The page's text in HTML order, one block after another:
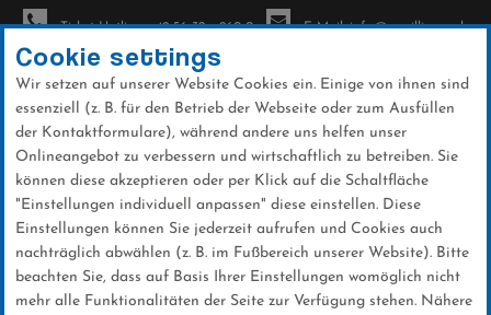
Direkt
zum
Inhalt
Ticket-Hotline: +49 56 32 - 960-0 E-Mail: info@sc-willingen.de
Galerien
Cookie settings
Wir setzen auf unserer Website Cookies ein. Einige von ihnen sind
essenziell (z. B. für den Betrieb der Webseite oder zum Ausfüllen
der Kontaktformulare), während andere uns helfen unser
Onlineangebot zu verbessern und wirtschaftlich zu betreiben. Sie
können diese akzeptieren oder per Klick auf die Schaltfläche
"Einstellungen individuell anpassen" diese einstellen. Diese
Einstellungen können Sie jederzeit aufrufen und Cookies auch
nachträglich abwählen (z. B. im Fußbereich unserer Website). Bitte
beachten Sie, dass auf Basis Ihrer Einstellungen womöglich nicht
mehr alle Funktionalitäten der Seite zur Verfügung stehen. Nähere